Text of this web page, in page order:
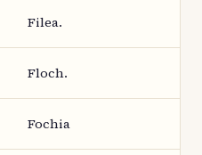
Filea.
Floch.
Fochia